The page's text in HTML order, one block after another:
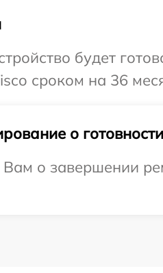
будет
сроком на 36
о готовности
о завершении